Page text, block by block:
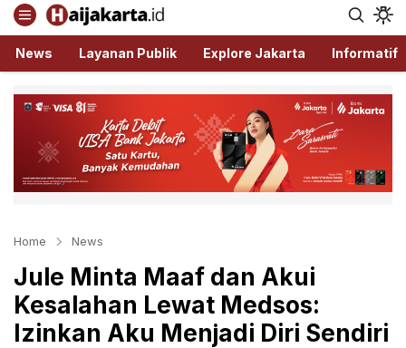
Haijakarta.id
Semua Tentang Jakarta Ada Disini!
News Layanan Publik Explore Jakarta Informatif
Home News
Jule Minta Maaf dan Akui
Kesalahan Lewat Medsos:
Izinkan Aku Menjadi Diri Sendiri